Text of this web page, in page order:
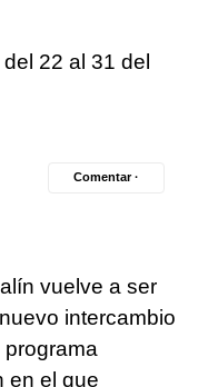
22 al 31 del
Comentar ·
vuelve a ser
intercambio
en el que